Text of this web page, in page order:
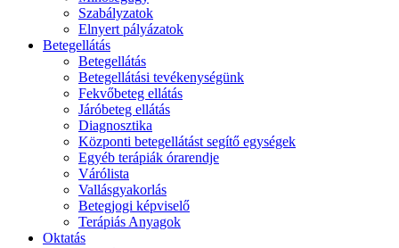
Szabályzatok
Elnyert pályázatok
Betegellátás
Betegellátás
Betegellátási tevékenységünk
Fekvőbeteg ellátás
Járóbeteg ellátás
Diagnosztika
Központi betegellátást segítő egységek
Egyéb terápiák órarendje
Várólista
Vallásgyakorlás
Betegjogi képviselő
Terápiás Anyagok
Oktatás